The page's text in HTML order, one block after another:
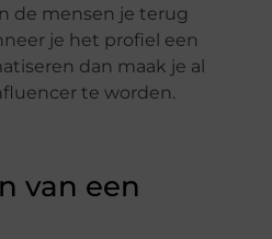
de mensen je terug
je het profiel een
dan maak je al
te worden.
van een